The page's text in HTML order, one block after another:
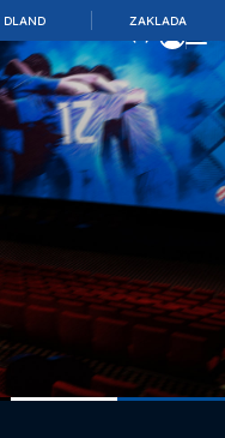
DLAND ZAKLADA